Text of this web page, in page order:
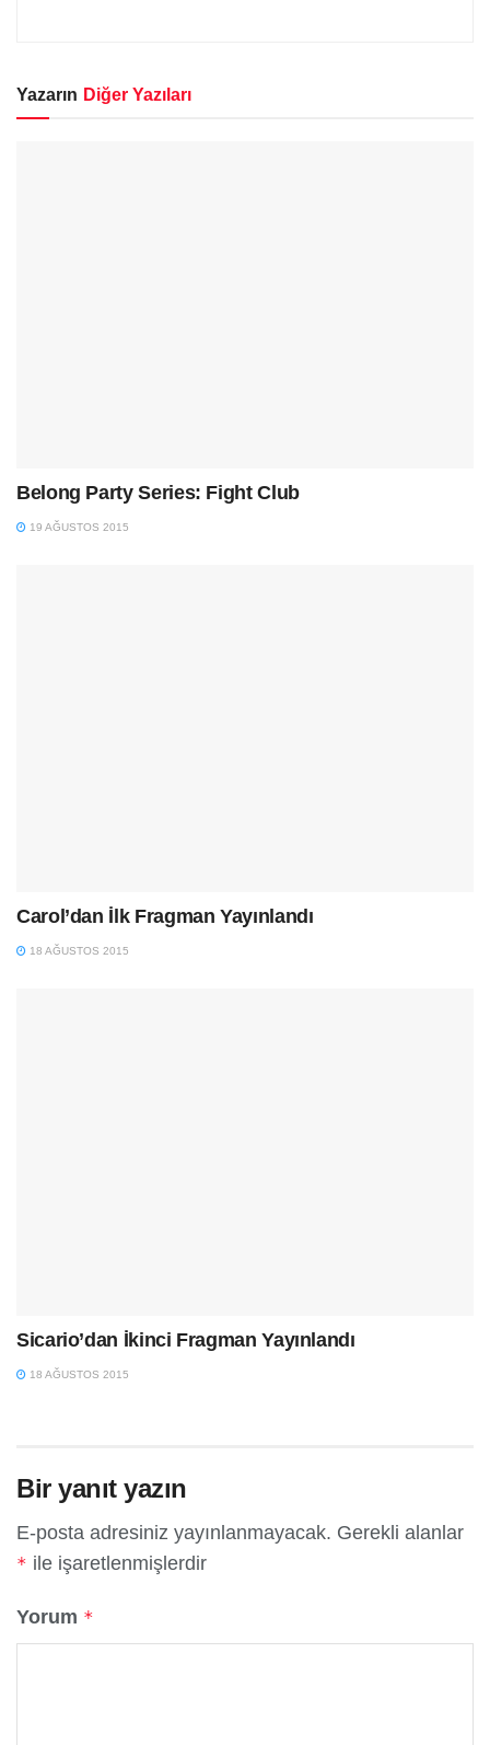
Yazarın Diğer Yazıları
Belong Party Series: Fight Club
19 AĞUSTOS 2015
Carol’dan İlk Fragman Yayınlandı
18 AĞUSTOS 2015
Sicario’dan İkinci Fragman Yayınlandı
18 AĞUSTOS 2015
Bir yanıt yazın
E-posta adresiniz yayınlanmayacak. Gerekli alanlar
* ile işaretlenmişlerdir
Yorum *